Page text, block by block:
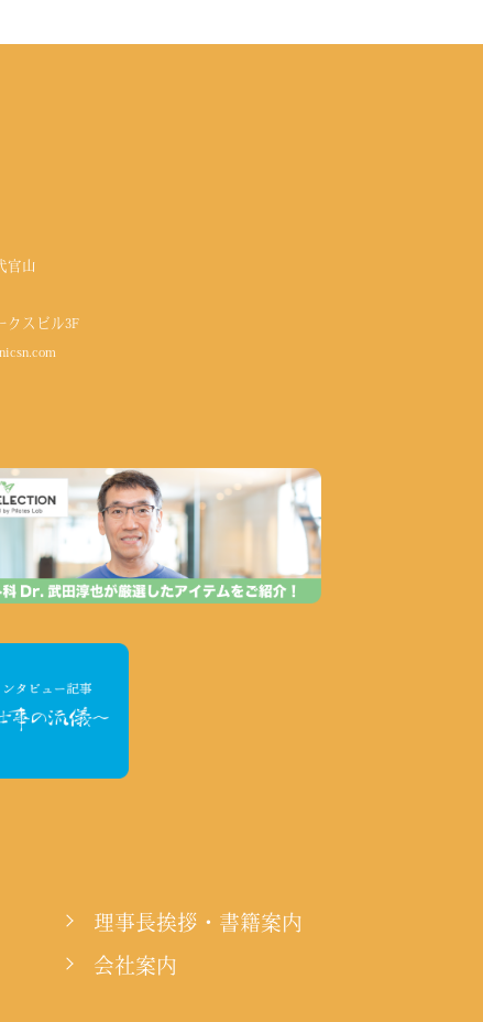
官山
クスビル3F
理事長挨拶・書籍案内
会社案内